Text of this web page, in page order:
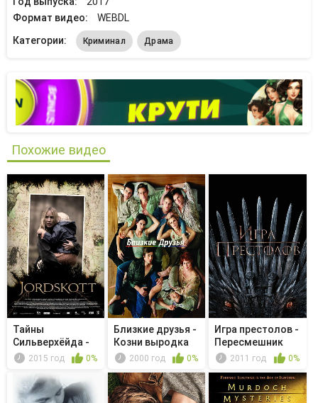
Формат видео:
WEBDL
Категории:
Криминал Драма
Похожие видео
Тайны
Сильверхёйда -
Del I2015 год 0%
Близкие друзья -
Козни выродка
2000 год 0%
Игра престолов -
Пересмешник
2011 год 0%